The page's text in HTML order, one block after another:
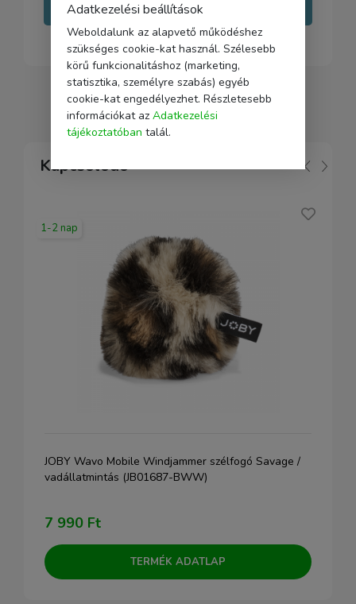
Írj nekünk
Kapcsolódó
1-2 nap
JOBY Wavo Mobile Windjammer szélfogó Savage /
vadállatmintás (JB01687-BWW)
7 990 Ft
TERMÉK ADATLAP
Adatkezelési beállítások
Weboldalunk az alapvető működéshez
szükséges cookie-kat használ. Szélesebb
körű funkcionalitáshoz (marketing,
statisztika, személyre szabás) egyéb
cookie-kat engedélyezhet. Részletesebb
információkat az Adatkezelési
tájékoztatóban talál.